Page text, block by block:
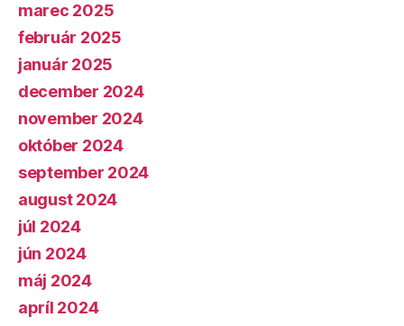
marec 2025
február 2025
január 2025
december 2024
november 2024
október 2024
september 2024
august 2024
júl 2024
jún 2024
máj 2024
apríl 2024